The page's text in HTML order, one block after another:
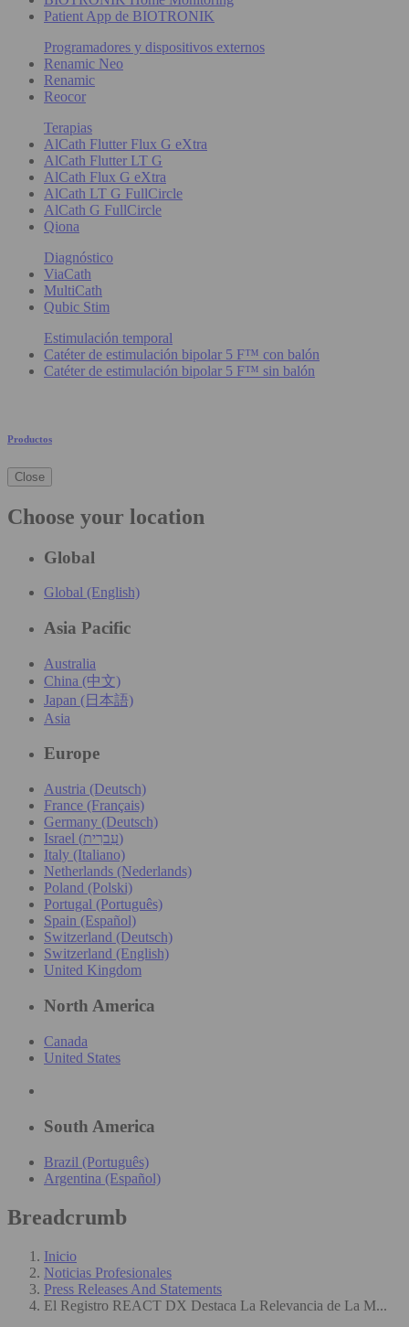
Patient App de BIOTRONIK
Programadores y dispositivos externos
Renamic Neo
Renamic
Reocor
Terapias
AlCath Flutter Flux G eXtra
AlCath Flutter LT G
AlCath Flux G eXtra
AlCath LT G FullCircle
AlCath G FullCircle
Qiona
Diagnóstico
ViaCath
MultiCath
Qubic Stim
Estimulación temporal
Catéter de estimulación bipolar 5 F™ con balón
Catéter de estimulación bipolar 5 F™ sin balón
Productos
Close
Choose your location
Global
Global (English)
Asia Pacific
Australia
China (中文)
Japan (日本語)
Asia
Europe
Austria (Deutsch)
France (Français)
Germany (Deutsch)
Israel (עִברִית)
Italy (Italiano)
Netherlands (Nederlands)
Poland (Polski)
Portugal (Português)
Spain (Español)
Switzerland (Deutsch)
Switzerland (English)
United Kingdom
North America
Canada
United States
South America
Brazil (Português)
Argentina (Español)
Breadcrumb
Inicio
Noticias Profesionales
Press Releases And Statements
El Registro REACT DX Destaca La Relevancia de La M...